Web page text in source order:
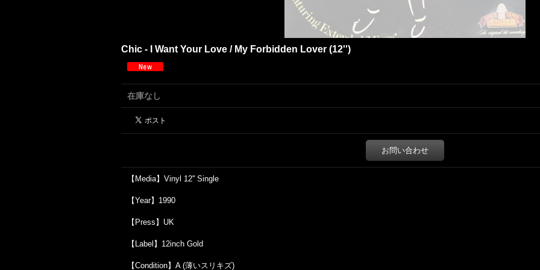
Chic - I Want Your Love / My Forbidden Lover (12'')
在庫なし
お問い合わせ
【Media】Vinyl 12'' Single
【Year】1990
【Press】UK
【Label】12inch Gold
【Condition】A (薄いスリキズ)